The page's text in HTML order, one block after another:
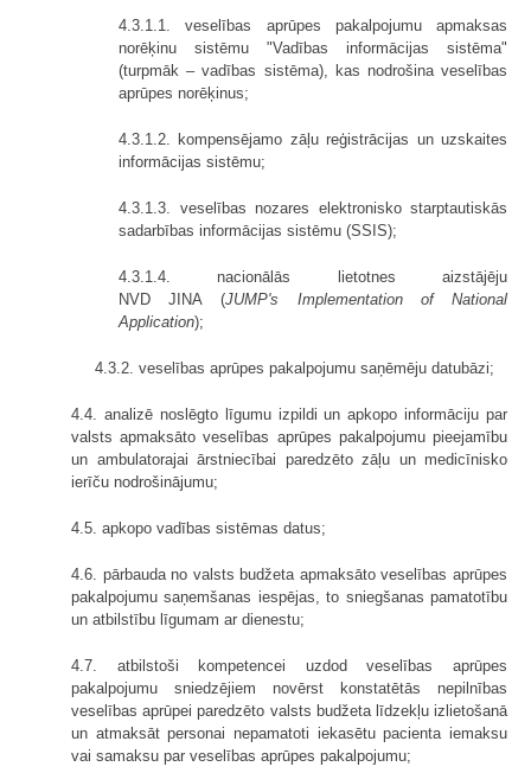
4.3.1.1. veselības aprūpes pakalpojumu apmaksas
norēķinu sistēmu "Vadības informācijas sistēma"
(turpmāk – vadības sistēma), kas nodrošina veselības
aprūpes norēķinus;
4.3.1.2. kompensējamo zāļu reģistrācijas un uzskaites
informācijas sistēmu;
4.3.1.3. veselības nozares elektronisko starptautiskās
sadarbības informācijas sistēmu (SSIS);
4.3.1.4. nacionālās lietotnes aizstājēju
NVD JINA (JUMP's Implementation of National
Application);
4.3.2. veselības aprūpes pakalpojumu saņēmēju datubāzi;
4.4. analizē noslēgto līgumu izpildi un apkopo informāciju par
valsts apmaksāto veselības aprūpes pakalpojumu pieejamību
un ambulatorajai ārstniecībai paredzēto zāļu un medicīnisko
ierīču nodrošinājumu;
4.5. apkopo vadības sistēmas datus;
4.6. pārbauda no valsts budžeta apmaksāto veselības aprūpes
pakalpojumu saņemšanas iespējas, to sniegšanas pamatotību
un atbilstību līgumam ar dienestu;
4.7. atbilstoši kompetencei uzdod veselības aprūpes
pakalpojumu sniedzējiem novērst konstatētās nepilnības
veselības aprūpei paredzēto valsts budžeta līdzekļu izlietošanā
un atmaksāt personai nepamatoti iekasētu pacienta iemaksu
vai samaksu par veselības aprūpes pakalpojumu;